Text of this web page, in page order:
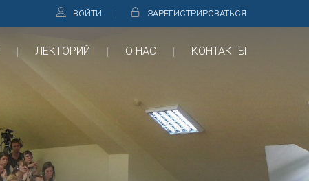
ВОЙТИ ЗАРЕГИСТРИРОВАТЬСЯ
ЛЕКТОРИЙ О НАС КОНТАКТЫ